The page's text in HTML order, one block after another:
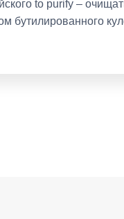
to purify –
бутилированного